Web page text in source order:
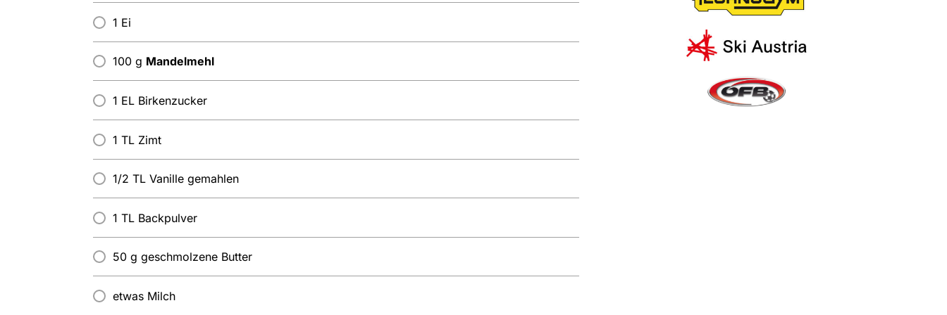
1 Ei
100 g Mandelmehl
1 EL Birkenzucker
1 TL Zimt
1/2 TL Vanille gemahlen
1 TL Backpulver
50 g geschmolzene Butter
etwas Milch